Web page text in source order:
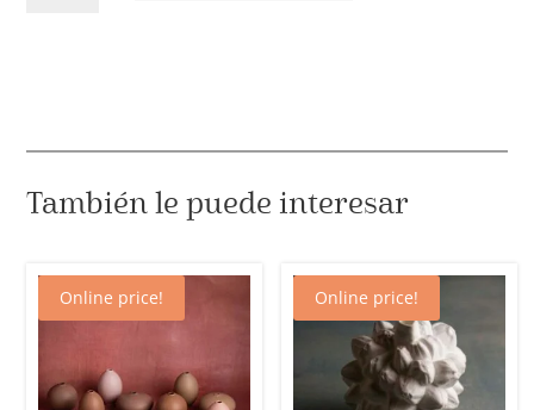
También le puede interesar
Online price! Online price!